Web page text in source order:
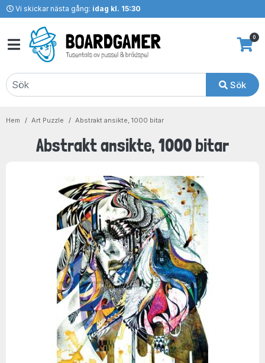
Vi skickar nästa gång: idag kl. 15:30
Sök
0
Hem Art Puzzle Abstrakt ansikte, 1000 bitar
Abstrakt ansikte, 1000 bitar